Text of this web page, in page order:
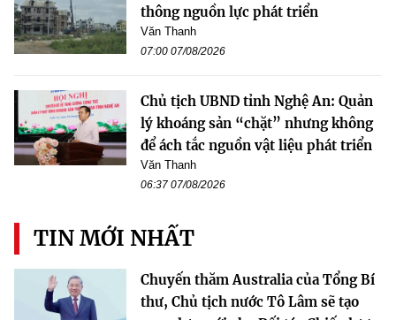
thông nguồn lực phát triển
Văn Thanh
07:00 07/08/2026
Chủ tịch UBND tỉnh Nghệ An: Quản
lý khoáng sản “chặt” nhưng không
để ách tắc nguồn vật liệu phát triển
Văn Thanh
06:37 07/08/2026
TIN MỚI NHẤT
Chuyến thăm Australia của Tổng Bí
thư, Chủ tịch nước Tô Lâm sẽ tạo